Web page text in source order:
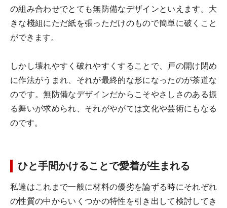
の組み合わせでとても無防備なデザインといえます。大
きな棧組にただ紙を張っただけのもので簡単に破くこと
ができます。
しかし壊れやすく破れやすくすることで、戸の開け閉め
に作法がうまれ、それが最終的な形になったのが茶道な
のです。無防備なデザインだからこそやさしさのある振
る舞いが求められ、それがやがては文化や芸術にもなる
のです。
ひと手間かけることで愛着が生まれる
私達はこれまで一般に材料の優劣を論ずる時にそれぞれ
の性質の中からいくつかの特性を引き出して検討してき